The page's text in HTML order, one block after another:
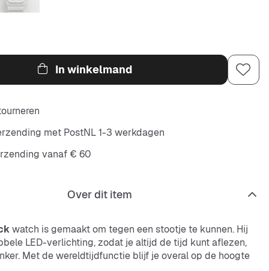
In winkelmand
met PostNL 1-3 werkdagen
vanaf € 60
Over dit item
watch is gemaakt om tegen een stootje te kunnen. Hij
LED-verlichting, zodat je altijd de tijd kunt aflezen,
Met de wereldtijdfunctie blijf je overal op de hoogte